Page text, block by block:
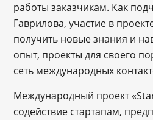
работы заказчикам. Как
Гаврилова, участие в
получить новые знания и
опыт, проекты для своего
сеть международных
Международный проект
содействие стартапам,